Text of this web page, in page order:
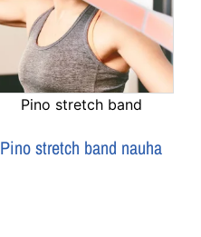
Pino stretch band
Pino stretch band nauha